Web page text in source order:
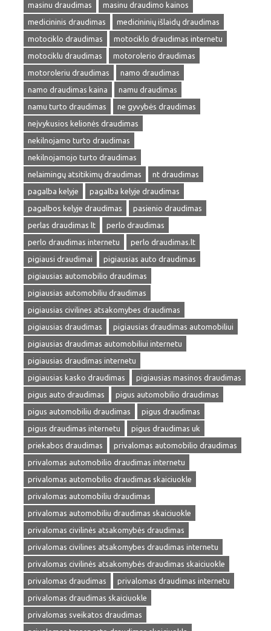
masinu draudimas
masinu draudimo kainos
medicininis draudimas
medicininių išlaidų draudimas
motociklo draudimas
motociklo draudimas internetu
motociklu draudimas
motorolerio draudimas
motoroleriu draudimas
namo draudimas
namo draudimas kaina
namu draudimas
namu turto draudimas
ne gyvybės draudimas
neįvykusios kelionės draudimas
nekilnojamo turto draudimas
nekilnojamojo turto draudimas
nelaimingų atsitikimų draudimas
nt draudimas
pagalba kelyje
pagalba kelyje draudimas
pagalbos kelyje draudimas
pasienio draudimas
perlas draudimas lt
perlo draudimas
perlo draudimas internetu
perlo draudimas.lt
pigiausi draudimai
pigiausias auto draudimas
pigiausias automobilio draudimas
pigiausias automobiliu draudimas
pigiausias civilines atsakomybes draudimas
pigiausias draudimas
pigiausias draudimas automobiliui
pigiausias draudimas automobiliui internetu
pigiausias draudimas internetu
pigiausias kasko draudimas
pigiausias masinos draudimas
pigus auto draudimas
pigus automobilio draudimas
pigus automobiliu draudimas
pigus draudimas
pigus draudimas internetu
pigus draudimas uk
priekabos draudimas
privalomas automobilio draudimas
privalomas automobilio draudimas internetu
privalomas automobilio draudimas skaiciuokle
privalomas automobiliu draudimas
privalomas automobiliu draudimas skaiciuokle
privalomas civilinės atsakomybės draudimas
privalomas civilines atsakomybes draudimas internetu
privalomas civilinės atsakomybės draudimas skaiciuokle
privalomas draudimas
privalomas draudimas internetu
privalomas draudimas skaiciuokle
privalomas sveikatos draudimas